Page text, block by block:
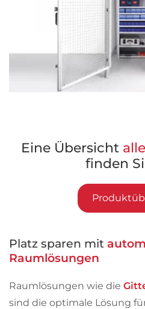
Eine Übersicht
finden
Platz sparen mit
Raumlösungen
Raumlösungen wie die
sind die optimale Lösung